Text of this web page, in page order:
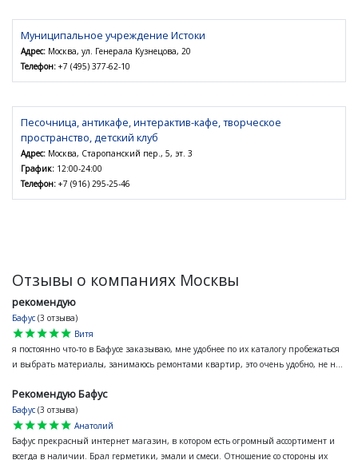
Муниципальное учреждение Истоки
Адрес: Москва, ул. Генерала Кузнецова, 20
Телефон: +7 (495) 377-62-10
Песочница, антикафе, интерактив-кафе, творческое
пространство, детский клуб
Адрес: Москва, Старопанский пер., 5, эт. 3
График: 12:00-24:00
Телефон: +7 (916) 295-25-46
Отзывы о компаниях Москвы
рекомендую
Бафус (3 отзыва)
star
star
star
star
star
Витя
я постоянно что-то в Бафусе заказываю, мне удобнее по их каталогу пробежаться
и выбрать материалы, занимаюсь ремонтами квартир, это очень удобно, не н...
Рекомендую Бафус
Бафус (3 отзыва)
star
star
star
star
star
Анатолий
Бафус прекрасный интернет магазин, в котором есть огромный ассортимент и
всегда в наличии. Брал герметики, эмали и смеси. Отношение со стороны их